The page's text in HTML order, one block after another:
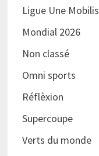
Ligue Une Mobilis
Mondial 2026
Non classé
Omni sports
Réflèxion
Supercoupe
Verts du monde